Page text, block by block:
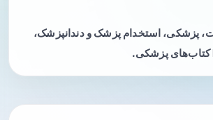
پزشکی، استخدام پزشک و دندانپزشک،